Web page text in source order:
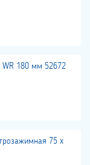
WR 180 мм 52672
75 x